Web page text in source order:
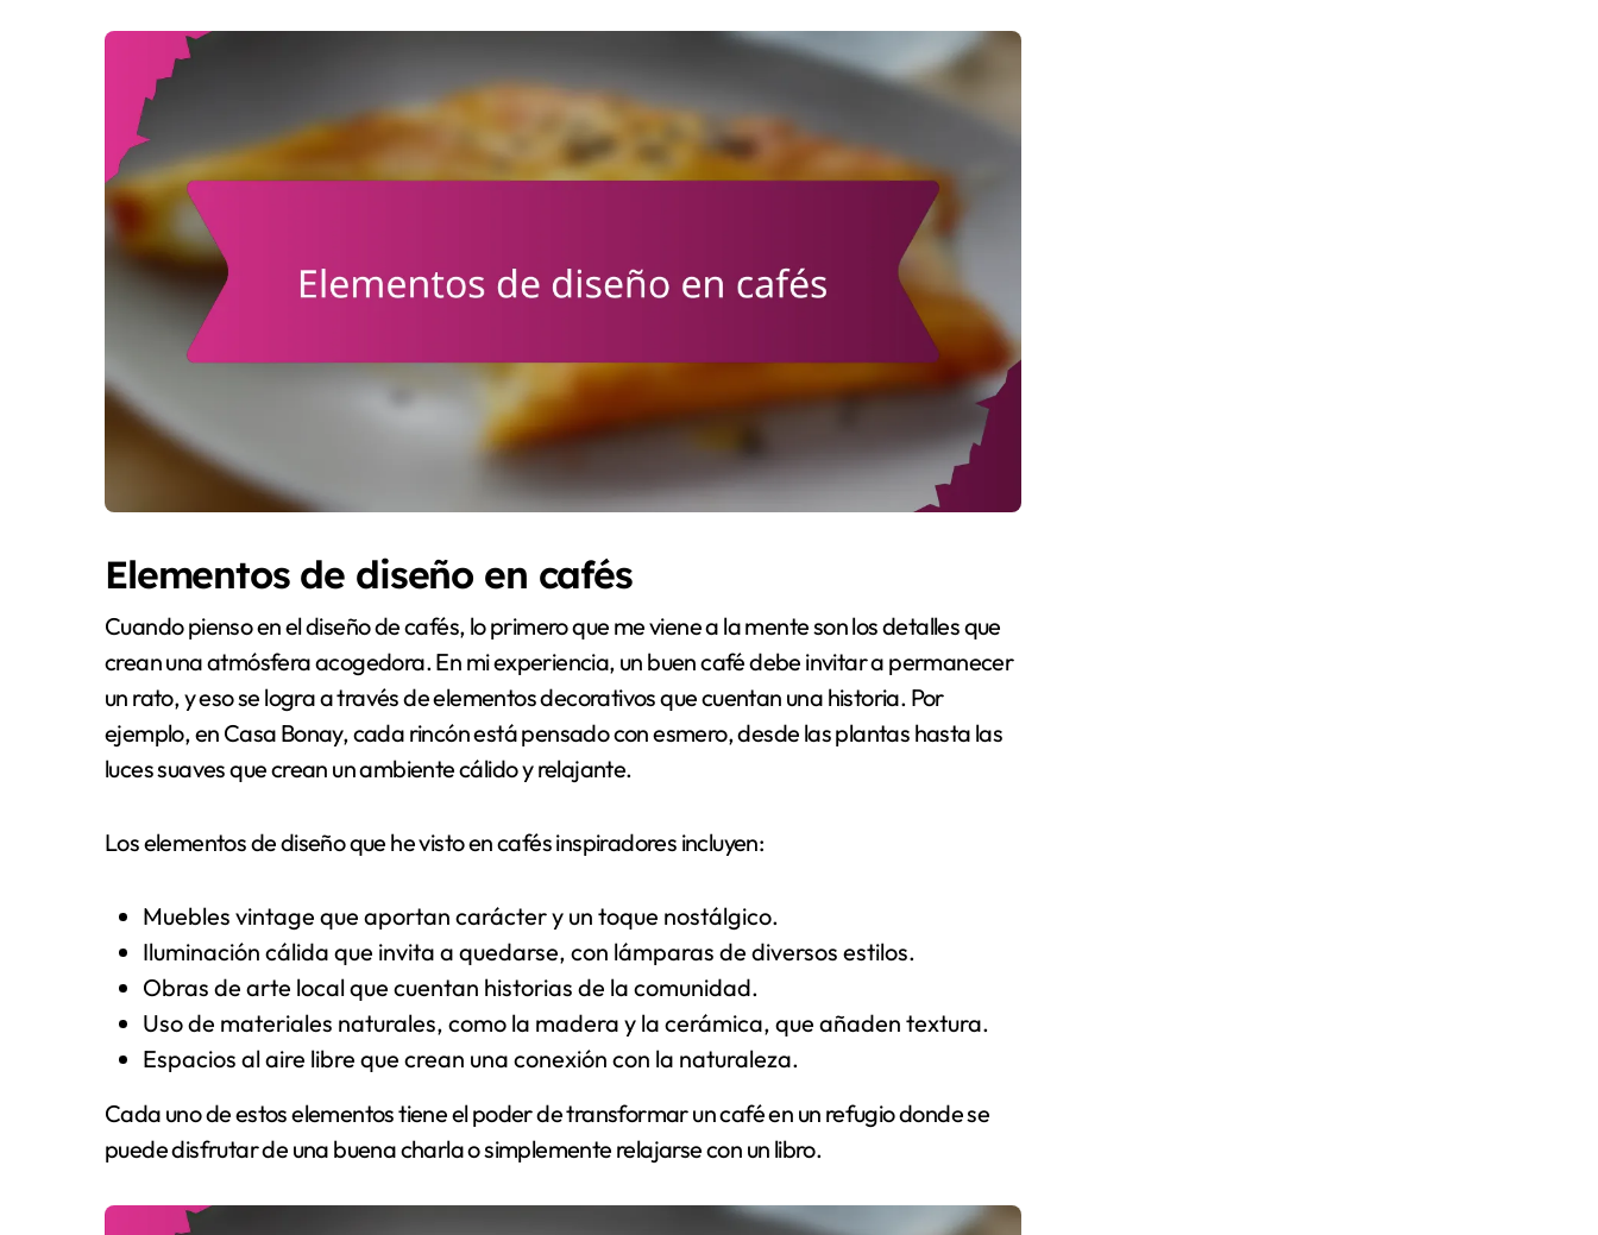
Elementos de diseño en cafés
Cuando pienso en el diseño de cafés, lo primero que me viene a la mente son los detalles que
crean una atmósfera acogedora. En mi experiencia, un buen café debe invitar a permanecer
un rato, y eso se logra a través de elementos decorativos que cuentan una historia. Por
ejemplo, en Casa Bonay, cada rincón está pensado con esmero, desde las plantas hasta las
luces suaves que crean un ambiente cálido y relajante.
Los elementos de diseño que he visto en cafés inspiradores incluyen:
Muebles vintage que aportan carácter y un toque nostálgico.
Iluminación cálida que invita a quedarse, con lámparas de diversos estilos.
Obras de arte local que cuentan historias de la comunidad.
Uso de materiales naturales, como la madera y la cerámica, que añaden textura.
Espacios al aire libre que crean una conexión con la naturaleza.
Cada uno de estos elementos tiene el poder de transformar un café en un refugio donde se
puede disfrutar de una buena charla o simplemente relajarse con un libro.